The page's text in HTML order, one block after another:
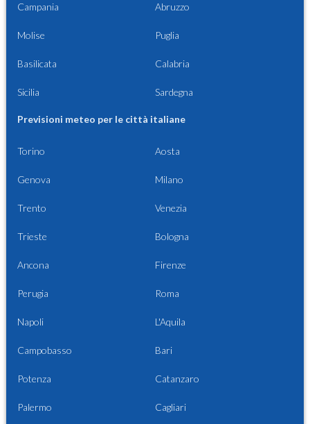
Campania Abruzzo
Molise Puglia
Basilicata Calabria
Sicilia Sardegna
Previsioni meteo per le città italiane
Torino Aosta
Genova Milano
Trento Venezia
Trieste Bologna
Ancona Firenze
Perugia Roma
Napoli L'Aquila
Campobasso Bari
Potenza Catanzaro
Palermo Cagliari